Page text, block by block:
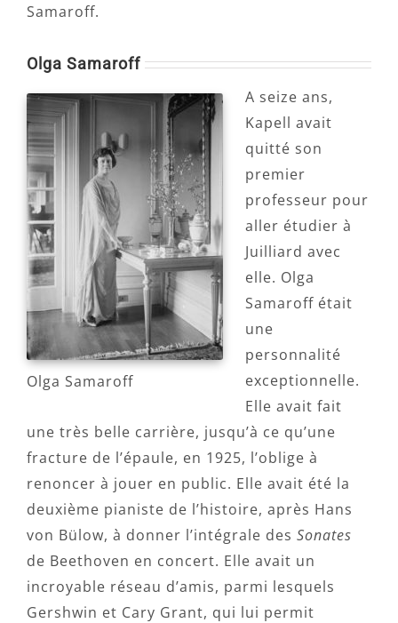
Samaroff.
Olga Samaroff
Olga Samaroff
A seize ans,
Kapell avait
quitté son
premier
professeur pour
aller étudier à
Juilliard avec
elle. Olga
Samaroff était
une
personnalité
exceptionnelle.
Elle avait fait
une très belle carrière, jusqu’à ce qu’une
fracture de l’épaule, en 1925, l’oblige à
renoncer à jouer en public. Elle avait été la
deuxième pianiste de l’histoire, après Hans
von Bülow, à donner l’intégrale des Sonates
de Beethoven en concert. Elle avait un
incroyable réseau d’amis, parmi lesquels
Gershwin et Cary Grant, qui lui permit